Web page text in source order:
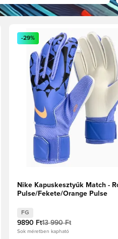
a tagként való
Megnyit egy modált a
-29%
Nike Kapuskesztyűk Match -
Pulse/Fekete/Orange Pulse
FG
9890 Ft13 990 Ft
Sok méretben kapható